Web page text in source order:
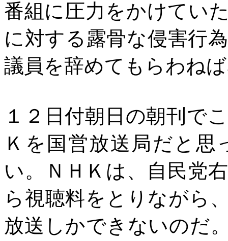
番組に圧力をかけてい
に対する露骨な侵害行
議員を辞めてもらわね
１２日付朝日の朝刊で
Ｋを国営放送局だと
い。ＮＨＫは、自民党
ら視聴料をとりながら
放送しかできないのだ